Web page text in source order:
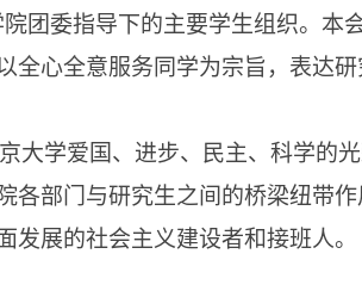
团委指导下的主要学生组织。本
全心全意服务同学为宗旨，表达
大学爱国、进步、民主、科学的光
各部门与研究生之间的桥梁纽带
展的社会主义建设者和接班人。